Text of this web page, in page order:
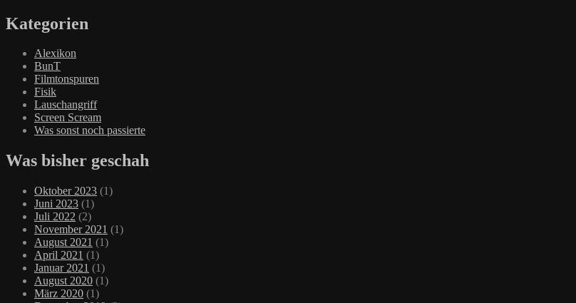
Kategorien
Alexikon
BunT
Filmtonspuren
Fisik
Lauschangriff
Screen Scream
Was sonst noch passierte
Was bisher geschah
Oktober 2023 (1)
Juni 2023 (1)
Juli 2022 (2)
November 2021 (1)
August 2021 (1)
April 2021 (1)
Januar 2021 (1)
August 2020 (1)
März 2020 (1)